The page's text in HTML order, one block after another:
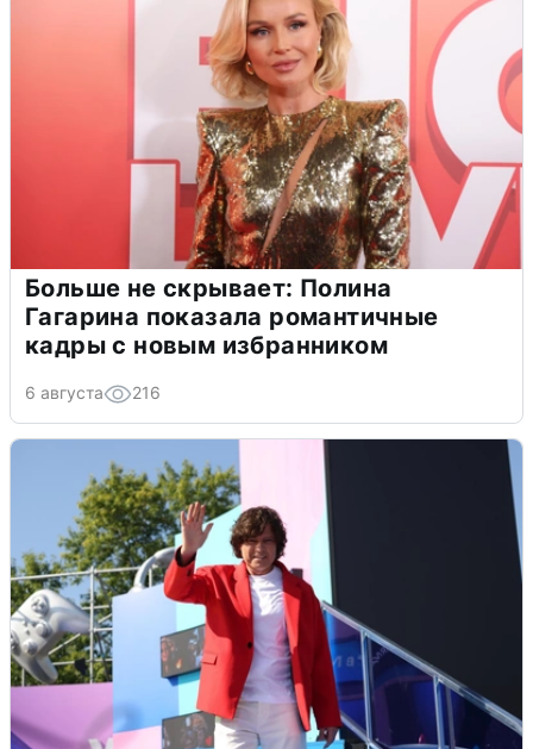
Больше не скрывает: Полина
Гагарина показала романтичные
кадры с новым избранником
6 августа 216